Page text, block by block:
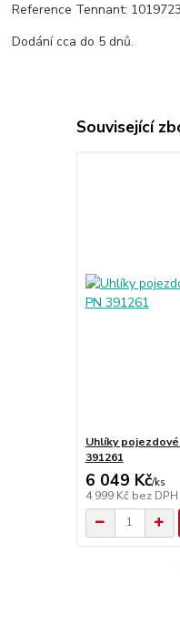
Reference Tennant:
Dodání cca do 5 dnů.
Související
Uhlíky
391261
6 049 Kč/ks
4 999 Kč bez DPH